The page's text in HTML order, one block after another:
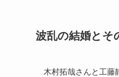
波乱の結婚とそ
木村拓哉さんと工藤